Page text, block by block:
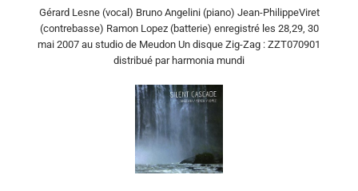
Gérard Lesne (vocal) Bruno Angelini (piano) Jean-PhilippeViret
(contrebasse) Ramon Lopez (batterie) enregistré les 28,29, 30
mai 2007 au studio de Meudon Un disque Zig-Zag : ZZT070901
distribué par harmonia mundi